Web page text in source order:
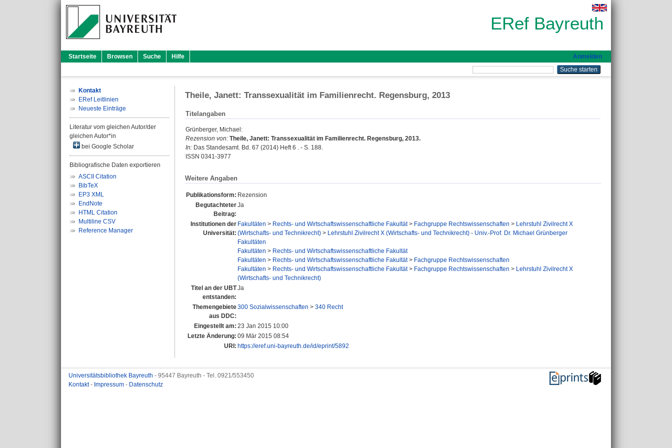
ERef Bayreuth
Startseite Browsen Suche Hilfe Anmelden
Kontakt
ERef Leitlinien
Neueste Einträge
Literatur vom gleichen Autor/der
gleichen Autor*in
bei Google Scholar
Bibliografische Daten exportieren
ASCII Citation
BibTeX
EP3 XML
EndNote
HTML Citation
Multiline CSV
Reference Manager
Theile, Janett: Transsexualität im Familienrecht. Regensburg, 2013
Titelangaben
Grünberger, Michael :
Rezension von: Theile, Janett: Transsexualität im Familienrecht. Regensburg, 2013.
In: Das Standesamt. Bd. 67 (2014) Heft 6 . - S. 188.
ISSN 0341-3977
Weitere Angaben
Publikationsform: Rezension
Begutachteter
Beitrag:
Ja
Institutionen der
Universität:
Fakultäten > Rechts- und Wirtschaftswissenschaftliche Fakultät> Fachgruppe Rechtswissenschaften > Lehrstuhl Zivilrecht X
(Wirtschafts- und Technikrecht) > Lehrstuhl Zivilrecht X (Wirtschafts- und Technikrecht) - Univ.-Prof. Dr. Michael Grünberger
Fakultäten
Fakultäten > Rechts- und Wirtschaftswissenschaftliche Fakultät
Fakultäten > Rechts- und Wirtschaftswissenschaftliche Fakultät> Fachgruppe Rechtswissenschaften
Fakultäten > Rechts- und Wirtschaftswissenschaftliche Fakultät> Fachgruppe Rechtswissenschaften > Lehrstuhl Zivilrecht X
(Wirtschafts- und Technikrecht)
Titel an der UBT
entstanden:
Ja
Themengebiete
aus DDC:
300 Sozialwissenschaften > 340 Recht
Eingestellt am: 23 Jan 2015 10:00
Letzte Änderung: 09 Mär 2015 08:54
URI: https://eref.uni-bayreuth.de/id/eprint/5892
Universitätsbibliothek Bayreuth - 95447 Bayreuth - Tel. 0921/553450
Kontakt- Impressum - Datenschutz